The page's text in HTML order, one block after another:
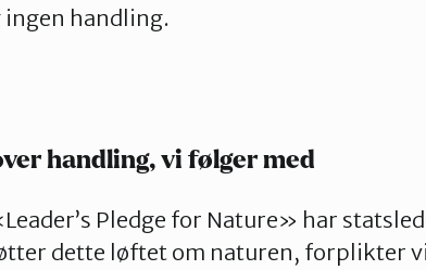
ingen handling.
handling, vi følger med
Pledge for Nature» har
dette løftet om naturen, forplikter